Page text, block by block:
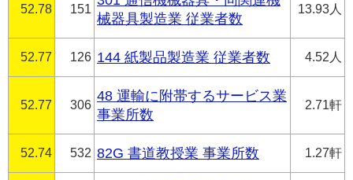
52.78 151
械器具製造業 従業者数
13.93人
52.77 126 144 紙製品製造業 従業者数 4.52人
52.77 306
48 運輸に附帯するサービス業
事業所数
2.71軒
52.74 532 82G 書道教授業 事業所数 1.27軒